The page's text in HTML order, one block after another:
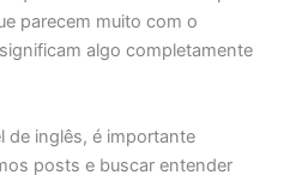
parecem muito com o
algo completamente
de inglês, é importante
posts e buscar entender